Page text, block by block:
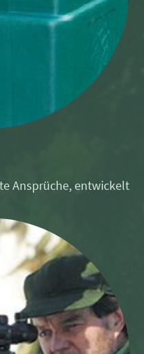
Ansprüche, entwickelt